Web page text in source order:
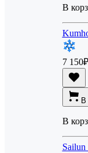
В
7 150₽
В
В